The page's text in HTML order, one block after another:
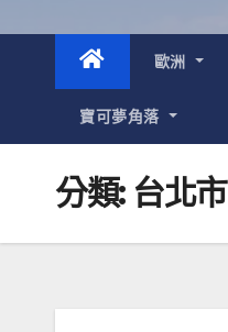
歐洲
寶可夢角落
分類: 台北市